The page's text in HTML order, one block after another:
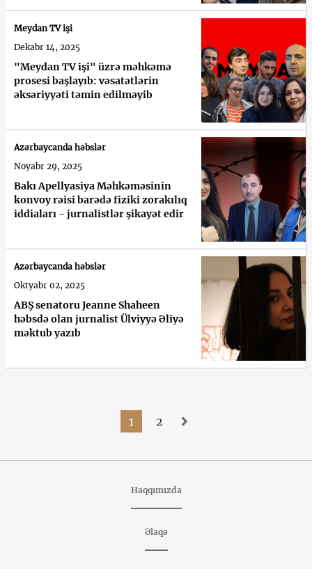
"Meydan TV işi" üzrə məhkəmə
prosesi başlayıb: vəsatətlərin
əksəriyyəti təmin edilməyib
Meydan TV işi
Dekabr 14, 2025
Bakı Apellyasiya Məhkəməsinin
konvoy rəisi barədə fiziki zorakılıq
iddiaları - jurnalistlər şikayət edir
Azərbaycanda həbslər
Noyabr 29, 2025
ABŞ senatoru Jeanne Shaheen
həbsdə olan jurnalist Ülviyyə Əliyə
məktub yazıb
Azərbaycanda həbslər
Oktyabr 02, 2025
1 2
Haqqımızda
Əlaqə